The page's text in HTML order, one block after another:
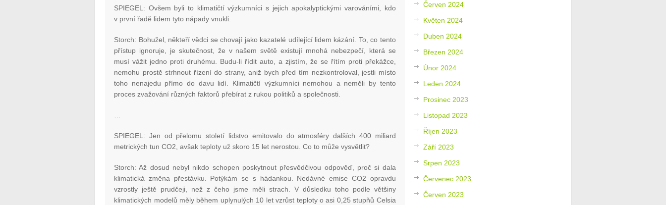
SPIEGEL: Ovšem byli to klimatičtí výzkumníci s jejich apokalyptickými varováními, kdo
v první řadě lidem tyto nápady vnukli.
Storch: Bohužel, někteří vědci se chovají jako kazatelé udílející lidem kázání. To, co tento
přístup ignoruje, je skutečnost, že v našem světě existují mnohá nebezpečí, která se
musí vážit jedno proti druhému. Budu-li řídit auto, a zjistím, že se řítím proti překážce,
nemohu prostě strhnout řízení do strany, aniž bych před tím nezkontroloval, jestli místo
toho nenajedu přímo do davu lidí. Klimatičtí výzkumníci nemohou a neměli by tento
proces zvažování různých faktorů přebírat z rukou politiků a společnosti.
SPIEGEL: Jen od přelomu století lidstvo emitovalo do atmosféry dalších 400 miliard
metrických tun CO2, avšak teploty už skoro 15 let nerostou. Co to může vysvětlit?
Storch: Až dosud nebyl nikdo schopen poskytnout přesvědčivou odpověď, proč si dala
klimatická změna přestávku. Potýkám se s hádankou. Nedávné emise CO2 opravdu
vzrostly ještě prudčeji, než z čeho jsme měli strach. V důsledku toho podle většiny
klimatických modelů měly během uplynulých 10 let vzrůst teploty o asi 0,25 stupňů Celsia
Červen 2024
Květen 2024
Duben 2024
Březen 2024
Únor 2024
Leden 2024
Prosinec 2023
Listopad 2023
Říjen 2023
Září 2023
Srpen 2023
Červenec 2023
Červen 2023